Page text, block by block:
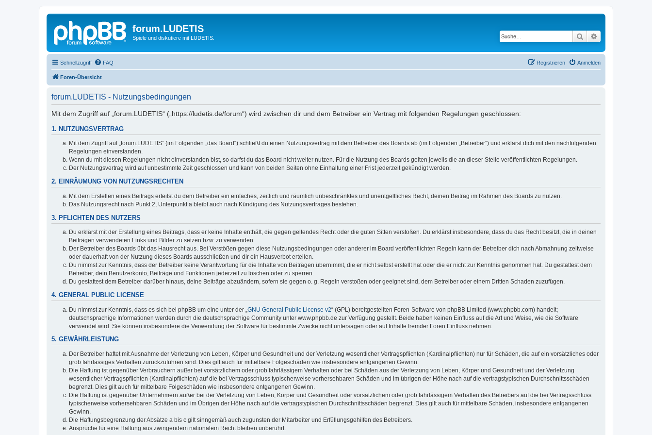
forum.LUDETIS
Spiele und diskutiere mit LUDETIS. Suche
Schnellzugriff FAQ Anmelden
Registrieren
Foren-Übersicht
forum.LUDETIS - Nutzungsbedingungen
Mit dem Zugriff auf „forum.LUDETIS“ („https://ludetis.de/forum“) wird zwischen dir und dem Betreiber ein Vertrag mit folgenden Regelungen geschlossen:
1. NUTZUNGSVERTRAG
Mit dem Zugriff auf „forum.LUDETIS“ (im Folgenden „das Board“) schließt du einen Nutzungsvertrag mit dem Betreiber des Boards ab (im Folgenden „Betreiber“) und erklärst dich mit den nachfolgenden
Regelungen einverstanden.
Wenn du mit diesen Regelungen nicht einverstanden bist, so darfst du das Board nicht weiter nutzen. Für die Nutzung des Boards gelten jeweils die an dieser Stelle veröffentlichten Regelungen.
Der Nutzungsvertrag wird auf unbestimmte Zeit geschlossen und kann von beiden Seiten ohne Einhaltung einer Frist jederzeit gekündigt werden.
2. EINRÄUMUNG VON NUTZUNGSRECHTEN
Mit dem Erstellen eines Beitrags erteilst du dem Betreiber ein einfaches, zeitlich und räumlich unbeschränktes und unentgeltliches Recht, deinen Beitrag im Rahmen des Boards zu nutzen.
Das Nutzungsrecht nach Punkt 2, Unterpunkt a bleibt auch nach Kündigung des Nutzungsvertrages bestehen.
3. PFLICHTEN DES NUTZERS
Du erklärst mit der Erstellung eines Beitrags, dass er keine Inhalte enthält, die gegen geltendes Recht oder die guten Sitten verstoßen. Du erklärst insbesondere, dass du das Recht besitzt, die in deinen
Beiträgen verwendeten Links und Bilder zu setzen bzw. zu verwenden.
Der Betreiber des Boards übt das Hausrecht aus. Bei Verstößen gegen diese Nutzungsbedingungen oder anderer im Board veröffentlichten Regeln kann der Betreiber dich nach Abmahnung zeitweise
oder dauerhaft von der Nutzung dieses Boards ausschließen und dir ein Hausverbot erteilen.
Du nimmst zur Kenntnis, dass der Betreiber keine Verantwortung für die Inhalte von Beiträgen übernimmt, die er nicht selbst erstellt hat oder die er nicht zur Kenntnis genommen hat. Du gestattest dem
Betreiber, dein Benutzerkonto, Beiträge und Funktionen jederzeit zu löschen oder zu sperren.
Du gestattest dem Betreiber darüber hinaus, deine Beiträge abzuändern, sofern sie gegen o. g. Regeln verstoßen oder geeignet sind, dem Betreiber oder einem Dritten Schaden zuzufügen.
4. GENERAL PUBLIC LICENSE
Du nimmst zur Kenntnis, dass es sich bei phpBB um eine unter der „ GNU General Public License v2“ (GPL) bereitgestellten Foren-Software von phpBB Limited (www.phpbb.com) handelt;
deutschsprachige Informationen werden durch die deutschsprachige Community unter www.phpbb.de zur Verfügung gestellt. Beide haben keinen Einfluss auf die Art und Weise, wie die Software
verwendet wird. Sie können insbesondere die Verwendung der Software für bestimmte Zwecke nicht untersagen oder auf Inhalte fremder Foren Einfluss nehmen.
5. GEWÄHRLEISTUNG
Der Betreiber haftet mit Ausnahme der Verletzung von Leben, Körper und Gesundheit und der Verletzung wesentlicher Vertragspflichten (Kardinalpflichten) nur für Schäden, die auf ein vorsätzliches oder
grob fahrlässiges Verhalten zurückzuführen sind. Dies gilt auch für mittelbare Folgeschäden wie insbesondere entgangenen Gewinn.
Die Haftung ist gegenüber Verbrauchern außer bei vorsätzlichem oder grob fahrlässigem Verhalten oder bei Schäden aus der Verletzung von Leben, Körper und Gesundheit und der Verletzung
wesentlicher Vertragspflichten (Kardinalpflichten) auf die bei Vertragsschluss typischerweise vorhersehbaren Schäden und im übrigen der Höhe nach auf die vertragstypischen Durchschnittsschäden
begrenzt. Dies gilt auch für mittelbare Folgeschäden wie insbesondere entgangenen Gewinn.
Die Haftung ist gegenüber Unternehmern außer bei der Verletzung von Leben, Körper und Gesundheit oder vorsätzlichem oder grob fahrlässigem Verhalten des Betreibers auf die bei Vertragsschluss
typischerweise vorhersehbaren Schäden und im Übrigen der Höhe nach auf die vertragstypischen Durchschnittsschäden begrenzt. Dies gilt auch für mittelbare Schäden, insbesondere entgangenen
Gewinn.
Die Haftungsbegrenzung der Absätze a bis c gilt sinngemäß auch zugunsten der Mitarbeiter und Erfüllungsgehilfen des Betreibers.
Ansprüche für eine Haftung aus zwingendem nationalem Recht bleiben unberührt.